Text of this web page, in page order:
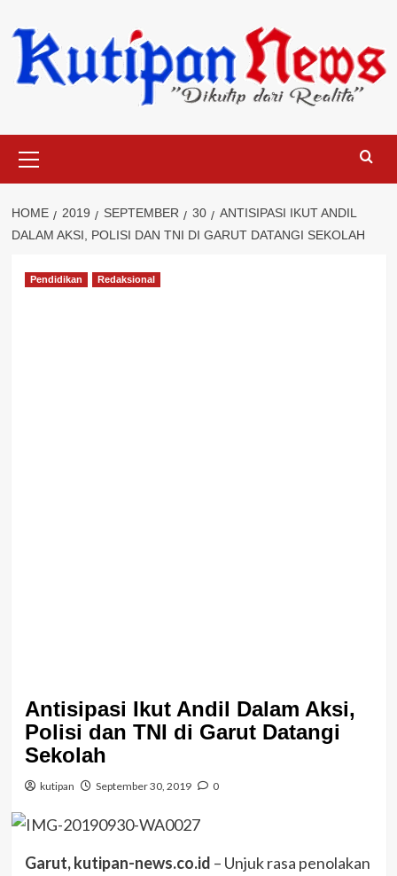
to
content
Menu
HOME 2019 SEPTEMBER 30
ANTISIPASI IKUT ANDIL
DALAM AKSI, POLISI DAN TNI DI GARUT DATANGI SEKOLAH
Pendidikan Redaksional
Antisipasi Ikut Andil Dalam Aksi,
Polisi dan TNI di Garut Datangi
Sekolah
kutipan September 30, 2019 0
Garut, kutipan-news.co.id – Unjuk rasa penolakan